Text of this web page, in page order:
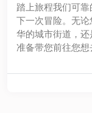
踏上旅程我们可
下一次冒险。无
华的城市街道，
准备带您前往您想